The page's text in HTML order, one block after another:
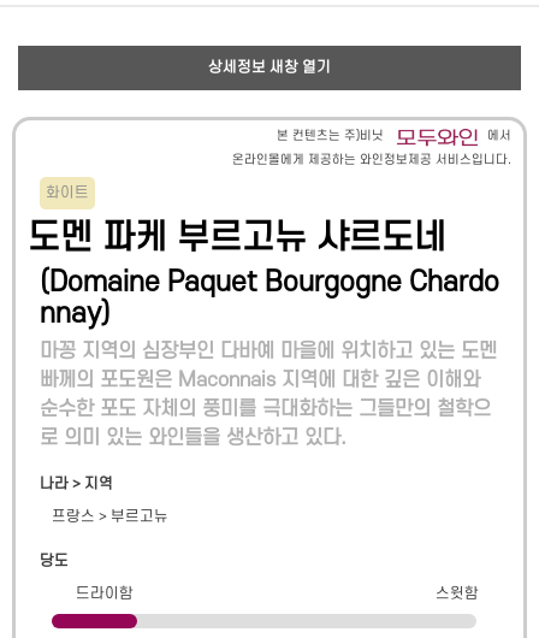
상세정보 새창 열기
본 컨텐츠는 주)비닛
에서
온라인몰에게 제공하는 와인정보제공 서비스입니다.
화이트
도멘 파케 부르고뉴 샤르도네
(Domaine Paquet Bourgogne Chardo
nnay)
마꽁 지역의 심장부인 다바예 마을에 위치하고 있는 도멘
빠께의 포도원은 Maconnais 지역에 대한 깊은 이해와
순수한 포도 자체의 풍미를 극대화하는 그들만의 철학으
로 의미 있는 와인들을 생산하고 있다.
나라 > 지역
프랑스 > 부르고뉴
당도
드라이함
스윗함